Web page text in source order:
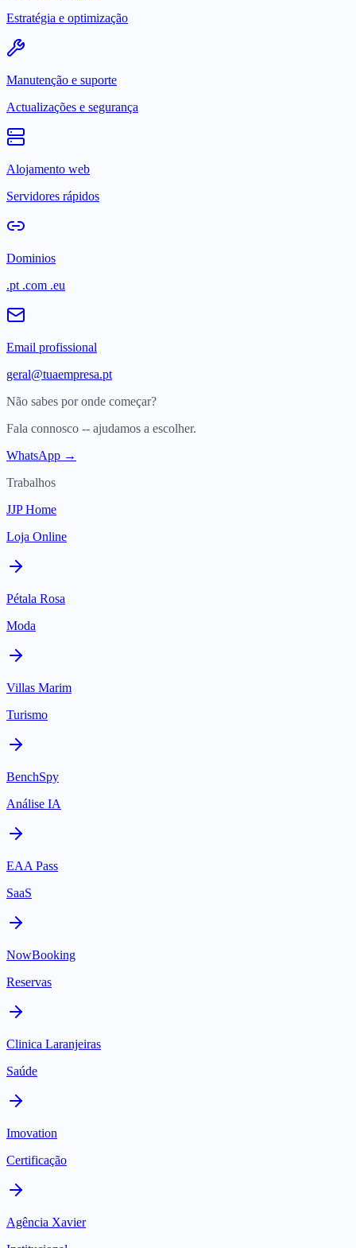
Estratégia e optimização
Manutenção e suporte
Actualizações e segurança
Alojamento web
Servidores rápidos
Dominios
.pt .com .eu
Email profissional
geral@tuaempresa.pt
Não sabes por onde começar?
Fala connosco -- ajudamos a escolher.
WhatsApp →
Trabalhos
JJP Home
Loja Online
Pétala Rosa
Moda
Villas Marim
Turismo
BenchSpy
Análise IA
EAA Pass
SaaS
NowBooking
Reservas
Clinica Laranjeiras
Saúde
Imovation
Certificação
Agência Xavier